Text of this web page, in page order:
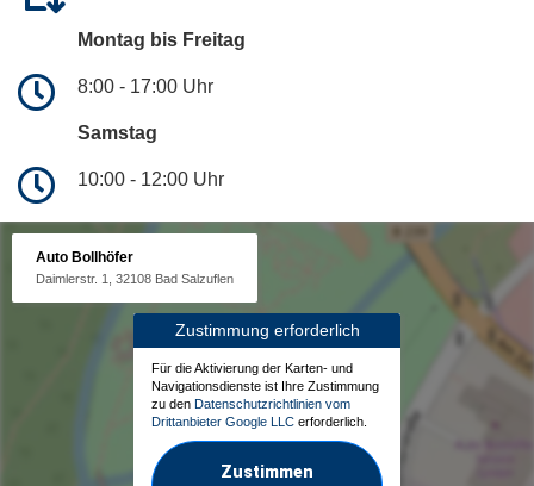
Montag bis Freitag
8:00 - 17:00 Uhr
Samstag
10:00 - 12:00 Uhr
Auto Bollhöfer
Daimlerstr. 1, 32108 Bad Salzuflen
Zustimmung erforderlich
Für die Aktivierung der Karten- und
Navigationsdienste ist Ihre Zustimmung
zu den Datenschutzrichtlinien vom
Drittanbieter Google LLC erforderlich.
Zustimmen